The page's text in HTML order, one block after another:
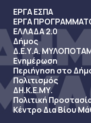
ΕΡΓΑ ΕΣΠΑ
ΕΡΓΑ
ΕΛΛΑΔΑ 2.0
Δήμος
Δ.Ε.Υ.Α.
Ενημέρωση
Περιήγηση στο
Πολιτισμός
ΔΗ.Κ.Ε.ΜΥ.
Πολιτική
Κέντρο Δια Βίου